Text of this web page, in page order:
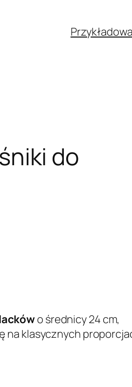
do
o średnicy 24 cm,
na klasycznych